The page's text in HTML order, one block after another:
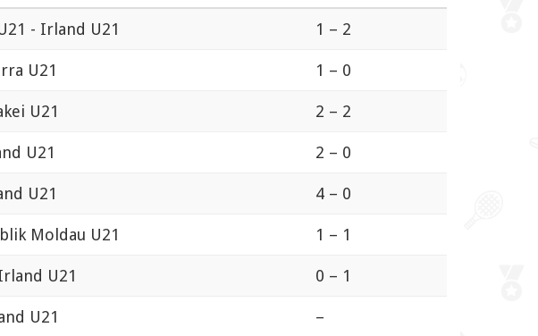
- Irland U21 1 – 2
U21 1 – 0
U21 2 – 2
U21 2 – 0
U21 4 – 0
Moldau U21 1 – 1
U21 0 – 1
U21 –